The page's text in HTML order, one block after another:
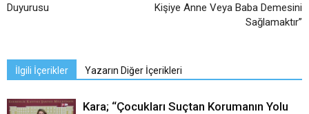
Duyurusu
Kişiye Anne Veya Baba Demesini
Sağlamaktır”
İlgili İçerikler Yazarın Diğer İçerikleri
Kara; “Çocukları Suçtan Korumanın Yolu